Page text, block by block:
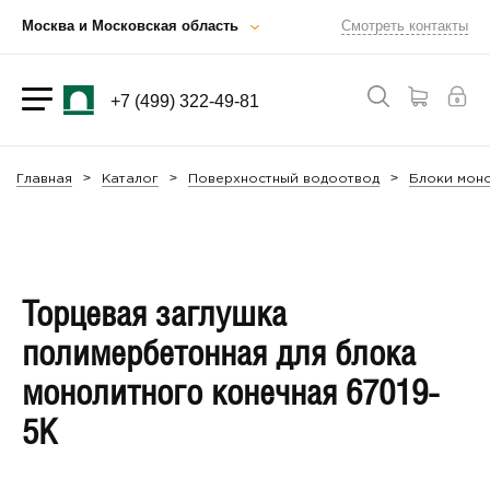
Москва и Московская область Смотреть контакты
+7 (499) 322-49-81
Главная Каталог Поверхностный водоотвод Блоки
Торцевая заглушка
полимербетонная для блока
монолитного конечная 67019-
5К